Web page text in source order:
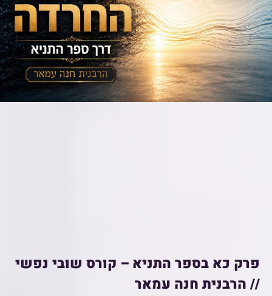
פרק כא בספר התניא – קורס שובי נפשי
// הרבנית חנה עמאר